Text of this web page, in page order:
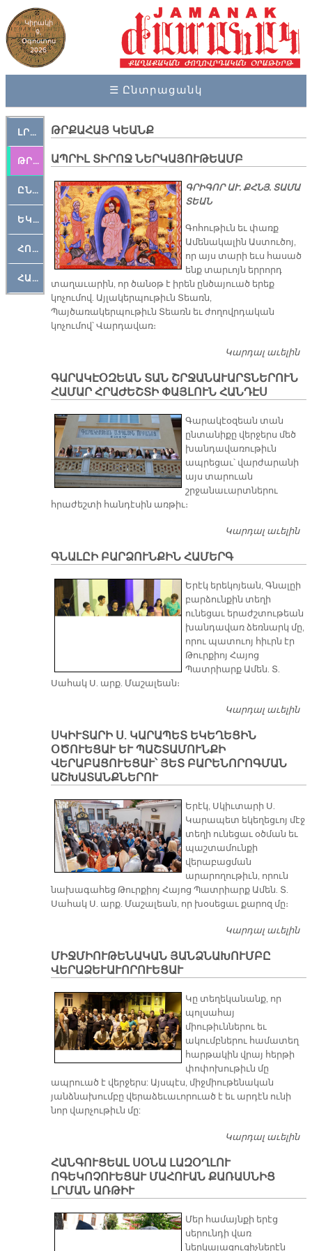
Կիրակի
9,
Օգոստոս
2026
☰ Ընտրացանկ
ԼՐԱՀՈՍ
ԹՐՔԱՀԱՅ ԿԵԱՆՔ
ԸՆԿԵՐԱՄՇԱԿՈՒԹԱՅԻՆ
ԵԿԵՂԵՑԱԿԱՆ
ՀՈԳԵՄՏԱՒՈՐ
ՀԱՐԹԱԿ
ԹՐՔԱՀԱՅ ԿԵԱՆՔ
ԱՊՐԻԼ ՏԻՐՈՋ ՆԵՐԿԱՅՈՒԹԵԱՄԲ
ԳՐԻԳՈՐ ԱՒ. ՔՀՆՅ. ՏԱՄԱ
ՏԵԱՆ
Գոհութիւն եւ փառք
Ամենակալին Աստուծոյ,
որ այս տարի եւս հասած
ենք տարւոյն երրորդ
տաղաւարին, որ ծանօթ է իրեն ընծայուած երեք
կոչումով. Այլակերպութիւն Տեառն,
Պայծառակերպութիւն Տեառն եւ ժողովրդական
կոչումով՝ Վարդավառ։
Կարդալ աւելին
ԳԱՐԱԿԷՕԶԵԱՆ ՏԱՆ ՇՐՋԱՆԱՒԱՐՏՆԵՐՈՒՆ
ՀԱՄԱՐ ՀՐԱԺԵՇՏԻ ՓԱՅԼՈՒՆ ՀԱՆԴԷՍ
Գարակէօզեան տան
ընտանիքը վերջերս մեծ
խանդավառութիւն
ապրեցաւ՝ վարժարանի
այս տարուան
շրջանաւարտներու
հրաժեշտի հանդէսին առթիւ։
Կարդալ աւելին
ԳՆԱԼԸԻ ԲԱՐՁՈՒՆՔԻՆ ՀԱՄԵՐԳ
Երէկ երեկոյեան, Գնալըի
բարձունքին տեղի
ունեցաւ երաժշտութեան
խանդավառ ձեռնարկ մը,
որու պատուոյ հիւրն էր
Թուրքիոյ Հայոց
Պատրիարք Ամեն. Տ.
Սահակ Ս. արք. Մաշալեան։
Կարդալ աւելին
ՍԿԻՒՏԱՐԻ Ս. ԿԱՐԱՊԵՏ ԵԿԵՂԵՑԻՆ
ՕԾՈՒԵՑԱՒ ԵՒ ՊԱՇՏԱՄՈՒՆՔԻ
ՎԵՐԱԲԱՑՈՒԵՑԱՒ՝ ՅԵՏ ԲԱՐԵՆՈՐՈԳՄԱՆ
ԱՇԽԱՏԱՆՔՆԵՐՈՒ
Երէկ, Սկիւտարի Ս.
Կարապետ եկեղեցւոյ մէջ
տեղի ունեցաւ օծման եւ
պաշտամունքի
վերաբացման
արարողութիւն, որուն
նախագահեց Թուրքիոյ Հայոց Պատրիարք Ամեն. Տ.
Սահակ Ս. արք. Մաշալեան, որ խօսեցաւ քարոզ մը։
Կարդալ աւելին
ՄԻՋՄԻՈՒԹԵՆԱԿԱՆ ՅԱՆՁՆԱԽՈՒՄԲԸ
ՎԵՐԱՁԵՒԱՒՈՐՈՒԵՑԱՒ
Կը տեղեկանանք, որ
պոլսահայ
միութիւններու եւ
ակումբներու համատեղ
հարթակին վրայ հերթի
փոփոխութիւն մը
ապրուած է վերջերս: Այսպէս, միջմիութենական
յանձնախումբը վերաձեւաւորուած է եւ արդէն ունի
նոր վարչութիւն մը:
Կարդալ աւելին
ՀԱՆԳՈՒՑԵԱԼ ՍՕՆԱ ԼԱԶՕՂԼՈՒ
ՈԳԵԿՈՉՈՒԵՑԱՒ ՄԱՀՈՒԱՆ ՔԱՌԱՍՆԻՑ
ԼՐՄԱՆ ԱՌԹԻՒ
Մեր համայնքի երէց
սերունդի վառ
ներկայացուցիչներէն